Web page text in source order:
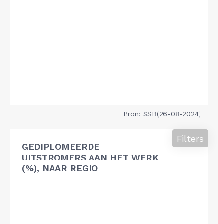
Bron: SSB(26-08-2024)
GEDIPLOMEERDE
UITSTROMERS AAN HET WERK
(%), NAAR REGIO
Filters